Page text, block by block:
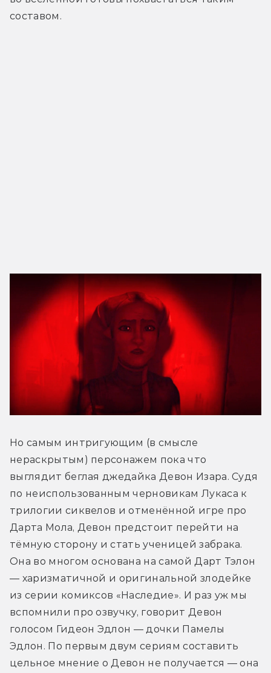
составом.
Но самым интригующим (в смысле
нераскрытым) персонажем пока что
выглядит беглая джедайка Девон Изара. Судя
по неиспользованным черновикам Лукаса к
трилогии сиквелов и отменённой игре про
Дарта Мола, Девон предстоит перейти на
тёмную сторону и стать ученицей забрака.
Она во многом основана на самой Дарт Тэлон
— харизматичной и оригинальной злодейке
из серии комиксов «Наследие». И раз уж мы
вспомнили про озвучку, говорит Девон
голосом Гидеон Эдлон — дочки Памелы
Эдлон. По первым двум сериям составить
цельное мнение о Девон не получается — она